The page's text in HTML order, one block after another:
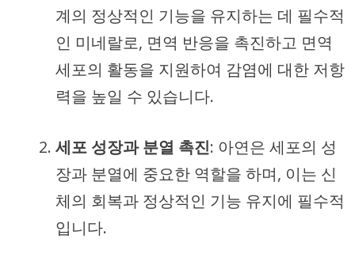
계의 정상적인 기능을 유지하는 데 필수적
인 미네랄로, 면역 반응을 촉진하고 면역
세포의 활동을 지원하여 감염에 대한 저항
력을 높일 수 있습니다.
세포 성장과 분열 촉진: 아연은 세포의 성
장과 분열에 중요한 역할을 하며, 이는 신
체의 회복과 정상적인 기능 유지에 필수적
입니다.